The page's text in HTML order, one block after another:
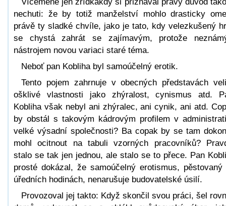
nechuti: že by totiž manželství mohlo drasticky
právě ty sladké chvíle, jako je tato, kdy velezkušený
se chystá zahrát se zajímavým, protože
nástrojem novou variaci staré téma.
Neboť pan Kobliha byl samoúčelný erotik.
Tento pojem zahrnuje v obecných představách
ošklivé vlastnosti jako zhýralost, cynismus atd.
Kobliha však nebyl ani zhýralec, ani cynik, ani atd.
by obstál s takovým kádrovým profilem v
velké výsadní společnosti? Ba copak by se tam
mohl ocitnout na tabuli vzorných pracovníků?
stalo se tak jen jednou, ale stalo se to přece. Pan
prosté dokázal, že samoúčelný erotismus, pěstovaný
úředních hodinách, nenarušuje budovatelské úsilí.
Provozoval jej takto: Když skončil svou práci, šel